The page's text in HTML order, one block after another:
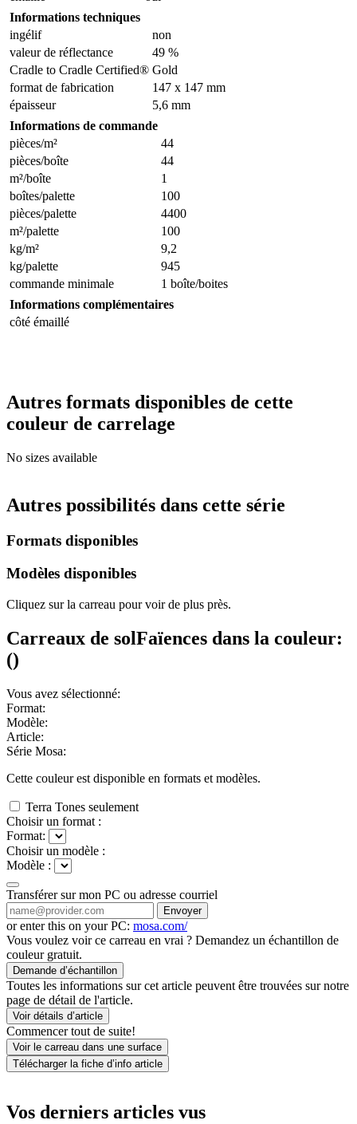
Informations techniques
ingélif
non
valeur de réflectance
49 %
Cradle to Cradle Certified® Gold
format de fabrication
147 x 147 mm
épaisseur
5,6 mm
Informations de commande
pièces/m²
44
pièces/boîte
44
m²/boîte
1
boîtes/palette
100
pièces/palette
4400
m²/palette
100
kg/m²
9,2
kg/palette
945
commande minimale
1 boîte/boites
Informations complémentaires
côté émaillé
Autres formats disponibles de cette
couleur de carrelage
No sizes available
Autres possibilités dans cette série
Formats disponibles
Modèles disponibles
Cliquez sur la carreau pour voir de plus près.
Carreaux de solFaïences dans la couleur:
()
Vous avez sélectionné:
Format:
Modèle:
Article:
Série Mosa:
Cette couleur est disponible en formats et modèles.
Terra Tones seulement
Choisir un format :
Format:
Choisir un modèle :
Modèle :
Transférer sur mon PC ou adresse courriel
Envoyer
or enter this on your PC: mosa.com/
Vous voulez voir ce carreau en vrai ? Demandez un échantillon de
couleur gratuit.
Demande d’échantillon
Toutes les informations sur cet article peuvent être trouvées sur notre
page de détail de l'article.
Voir détails d’article
Commencer tout de suite!
Voir le carreau dans une surface
Télécharger la fiche d’info article
Vos derniers articles vus